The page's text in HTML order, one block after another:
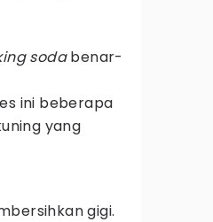
sodabenar-
ini beberapa
yang
gigi.